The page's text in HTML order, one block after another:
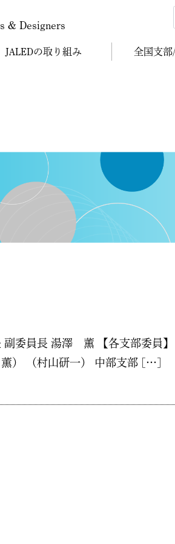
& Designers
JALEDの取り組み 全国支部/
長 湯澤 薫 【各支部委員】
） （村山研一） 中部支部 […]